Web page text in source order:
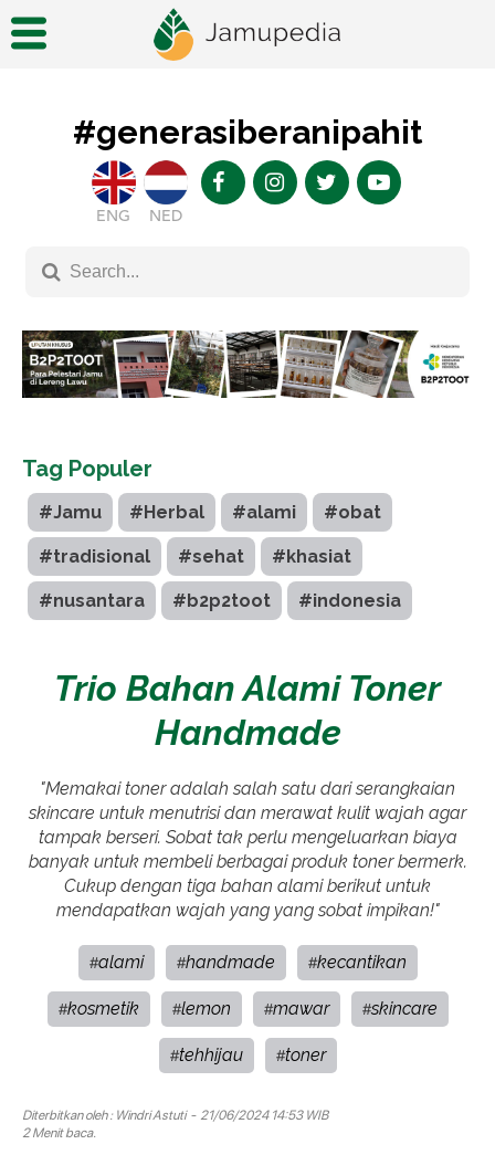
#generasiberanipahit
ENG NED
Tag Populer
#Jamu #Herbal #alami #obat
#tradisional #sehat #khasiat
#nusantara #b2p2toot #indonesia
Trio Bahan Alami Toner
Handmade
"Memakai toner adalah salah satu dari serangkaian
skincare untuk menutrisi dan merawat kulit wajah agar
tampak berseri. Sobat tak perlu mengeluarkan biaya
banyak untuk membeli berbagai produk toner bermerk.
Cukup dengan tiga bahan alami berikut untuk
mendapatkan wajah yang yang sobat impikan!"
#alami #handmade #kecantikan
#kosmetik #lemon #mawar #skincare
#tehhijau #toner
Diterbitkan oleh : Windri Astuti- 21/06/2024 14:53 WIB
2 Menit baca.